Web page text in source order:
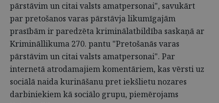
pārstāvim un citai valsts amatpersonai", savukārt
par pretošanos varas pārstāvja likumīgajām
prasībām ir paredzēta kriminālatbildība saskaņā ar
Krimināllikuma 270. pantu "Pretošanās varas
pārstāvim un citai valsts amatpersonai". Par
internetā atrodamajiem komentāriem, kas vērsti uz
sociālā naida kurināšanu pret iekšlietu nozares
darbiniekiem kā sociālo grupu, piemērojams